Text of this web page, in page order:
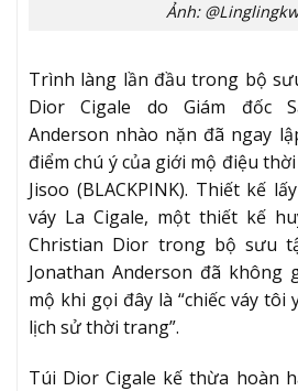
Ảnh:
Trình làng lần đầu trong bộ
Dior Cigale do Giám đốc
Anderson nhào nặn đã ngay
điểm chú ý của giới mộ điệu
Jisoo (BLACKPINK). Thiết kế
váy La Cigale, một thiết kế
Christian Dior trong bộ sưu
Jonathan Anderson đã
mộ khi gọi đây là “chiếc váy
lịch sử thời trang”.
Túi Dior Cigale kế thừa hoàn